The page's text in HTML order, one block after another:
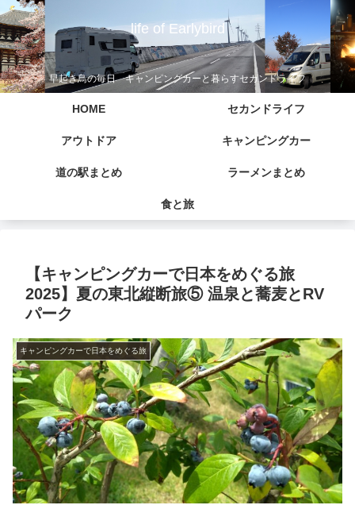
life of Earlybird
早起き鳥の毎日 キャンピングカーと暮らすセカンドライフ
HOME セカンドライフ
アウトドア キャンピングカー
道の駅まとめ ラーメンまとめ
食と旅
【キャンピングカーで日本をめぐる旅
2025】夏の東北縦断旅⑤ 温泉と蕎麦とRV
パーク
キャンピングカーで日本をめぐる旅